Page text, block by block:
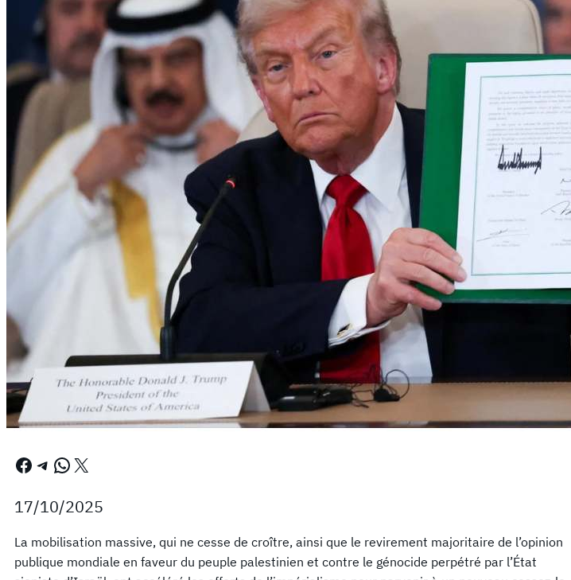
Facebook Telegram WhatsApp X
17/10/2025
La mobilisation massive, qui ne cesse de croître, ainsi que le revirement majoritaire de l’opinion
publique mondiale en faveur du peuple palestinien et contre le génocide perpétré par l’État